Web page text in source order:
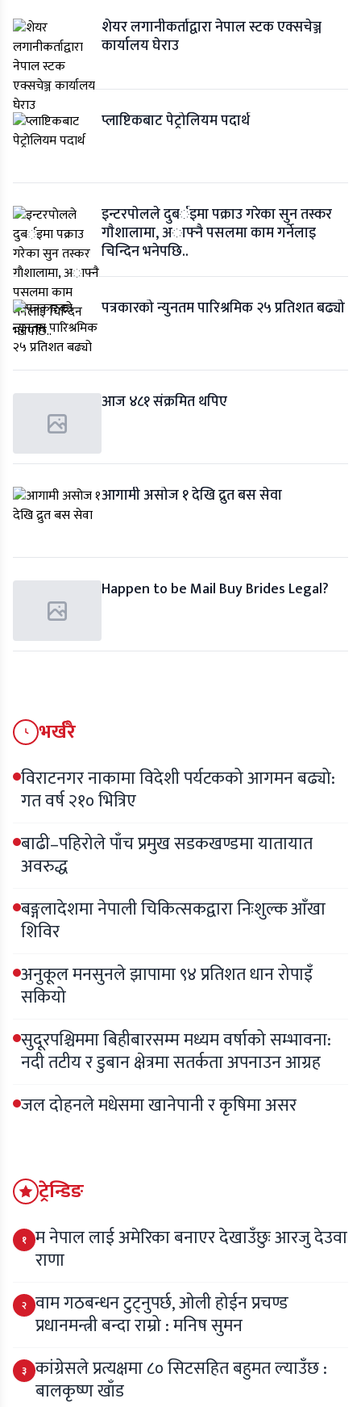
शेयर लगानीकर्ताद्वारा नेपाल स्टक एक्सचेञ्ज
कार्यालय घेराउ
प्लाष्टिकबाट पेट्रोलियम पदार्थ
इन्टरपाेलले दुबर्इमा पक्राउ गरेका सुन तस्कर
गाैशालामा, अाफ्नै पसलमा काम गर्नेलाइ
चिन्दिन भनेपछि..
पत्रकारको न्युनतम पारिश्रमिक २५ प्रतिशत बढ्यो
आज ४८१ संक्रमित थपिए
आगामी असोज १ देखि द्रुत बस सेवा
Happen to be Mail Buy Brides Legal?
भर्खरै
विराटनगर नाकामा विदेशी पर्यटकको आगमन बढ्यो:
गत वर्ष २१० भित्रिए
बाढी–पहिरोले पाँच प्रमुख सडकखण्डमा यातायात
अवरुद्ध
बङ्गलादेशमा नेपाली चिकित्सकद्वारा निःशुल्क आँखा
शिविर
अनुकूल मनसुनले झापामा ९४ प्रतिशत धान रोपाइँ
सकियो
सुदूरपश्चिममा बिहीबारसम्म मध्यम वर्षाको सम्भावना:
नदी तटीय र डुबान क्षेत्रमा सतर्कता अपनाउन आग्रह
जल दोहनले मधेसमा खानेपानी र कृषिमा असर
ट्रेन्डिङ
१ म नेपाल लाई अमेरिका बनाएर देखाउँछुः आरजु देउवा
राणा
२ वाम गठबन्धन टुट्नुपर्छ, ओली होईन प्रचण्ड
प्रधानमन्त्री बन्दा राम्रो : मनिष सुमन
३ कांग्रेसले प्रत्यक्षमा ८० सिटसहित बहुमत ल्याउँछ :
बालकृष्ण खाँड